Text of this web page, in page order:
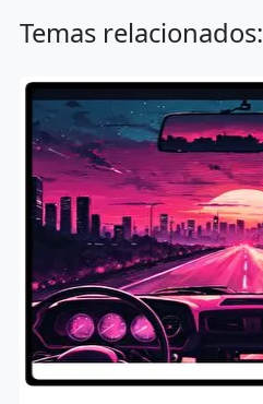
Temas relacionados: